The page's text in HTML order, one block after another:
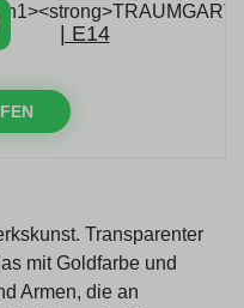
Transparenter
mit Goldfarbe und
Armen, die an